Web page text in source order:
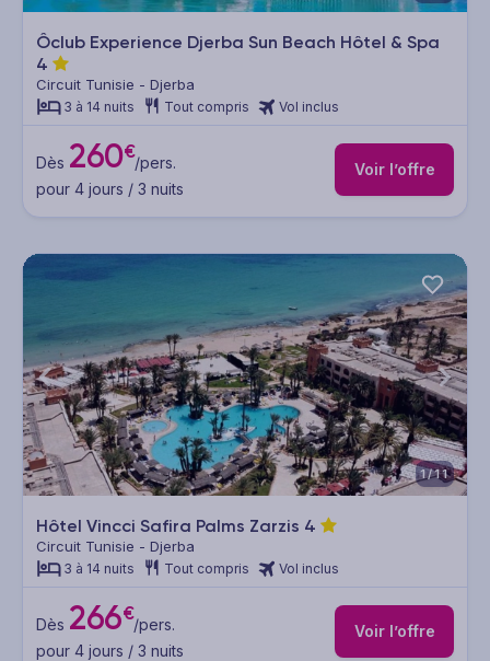
Ôclub Experience Djerba Sun Beach Hôtel & Spa
4
Circuit Tunisie - Djerba
3 à 14 nuits Tout compris Vol inclus
Dès 260€/pers.
pour 4 jours / 3 nuits
Voir l’offre
1/11
Hôtel Vincci Safira Palms Zarzis 4
Circuit Tunisie - Djerba
3 à 14 nuits Tout compris Vol inclus
Dès 266€/pers.
pour 4 jours / 3 nuits
Voir l’offre